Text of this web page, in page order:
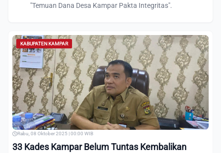
"Temuan Dana Desa Kampar Pakta Integritas".
KABUPATEN KAMPAR
Rabu, 08 Oktober 2025 | 00:00 WIB
33 Kades Kampar Belum Tuntas Kembalikan